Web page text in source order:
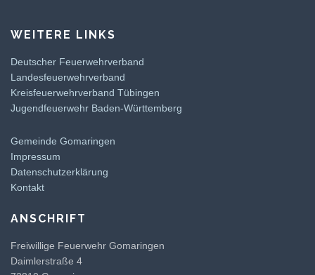
WEITERE LINKS
Deutscher Feuerwehrverband
Landesfeuerwehrverband
Kreisfeuerwehrverband Tübingen
Jugendfeuerwehr Baden-Württemberg
Gemeinde Gomaringen
Impressum
Datenschutzerklärung
Kontakt
ANSCHRIFT
Freiwillige Feuerwehr Gomaringen
Daimlerstraße 4